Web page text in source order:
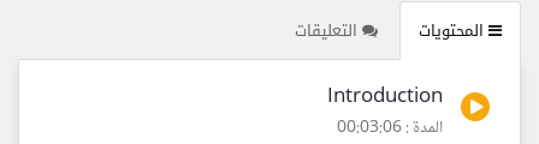
المحتويات التعليقات
Introduction
المدة : 00:03:06